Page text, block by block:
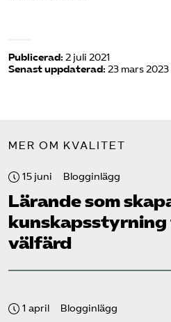
Publicerad: 2 juli 2021
Senast uppdaterad: 23 mars 2023
MER OM KVALITET
15 juni Blogginlägg
Lärande som
välfärd
1 april Blogginlägg